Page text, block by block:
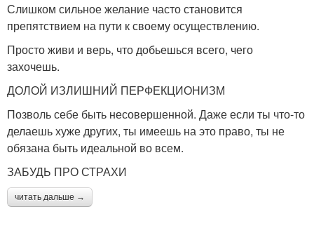
Слишком сильное желание часто становится
препятствием на пути к своему осуществлению.
Просто живи и верь, что добьешься всего, чего
захочешь.
ДОЛОЙ ИЗЛИШНИЙ ПЕРФЕКЦИОНИЗМ
Позволь себе быть несовершенной. Даже если ты что-то
делаешь хуже других, ты имеешь на это право, ты не
обязана быть идеальной во всем.
ЗАБУДЬ ПРО СТРАХИ
читать дальше →